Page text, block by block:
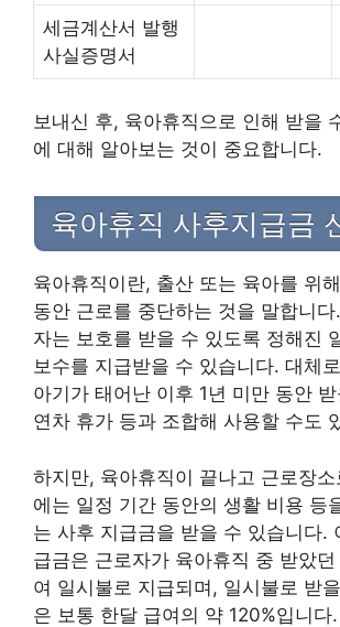
세금계산서 발행
사실증명서
보내신 후, 육아휴직으로 인해 받을
에 대해 알아보는 것이 중요합니다.
육아휴직 사후지급금
육아휴직이란, 출산 또는 육아를 위
동안 근로를 중단하는 것을 말합니
자는 보호를 받을 수 있도록 정해진
보수를 지급받을 수 있습니다. 대체
아기가 태어난 이후 1년 미만 동안
연차 휴가 등과 조합해 사용할 수도
하지만, 육아휴직이 끝나고 근로장
에는 일정 기간 동안의 생활 비용 등
는 사후 지급금을 받을 수 있습니다.
급금은 근로자가 육아휴직 중 받았
여 일시불로 지급되며, 일시불로 받
은 보통 한달 급여의 약 120%입니다.